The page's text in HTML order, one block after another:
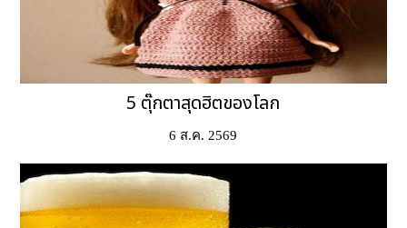
5 ตุ๊กตาสุดฮิตของโลก
6 ส.ค. 2569